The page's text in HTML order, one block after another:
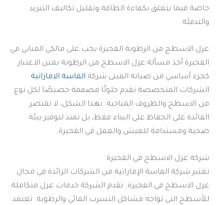
خاصة فيما يتعلق بكفاءة الطاقة وتقليل تكاليف التبريد
والتدفئة.
عزل الاسطح من الرطوبة الفجيرة يجب على مالكي المباني في
الفجيرة أخذ مسألة عزل الاسطح من الرطوبة بعين الاعتبار
كجزء أساسي من صيانة المبنى شركة الماسة الاماراتية.
الشركات المتخصصة تقدم حلولًا مصممة خصيصًا لكل نوع
من الاسطح والظروف المناخية. بهذا الشكل، لا تقتصر
الفائدة على الحفاظ على البناء فقط، بل تمتد لتوفير بيئة
صحية ومستدامة للعيش والعمل في الفجيرة.
شركة عزل الاسطح في الفجيرة
تعتبر شركة الماسة الإماراتية من الشركات الرائدة في مجال
عزل الاسطح في الفجيرة. تقدم الشركة خدمات عزل متكاملة
للأسطح التي تواجه مشاكل التسرب المائي والرطوبة. تعتمد